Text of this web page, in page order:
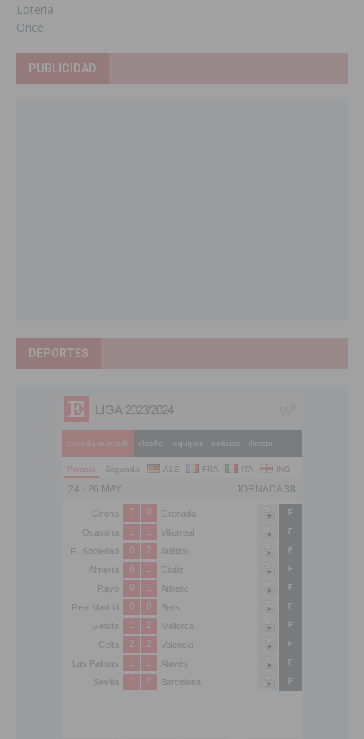
Loteria
Once
PUBLICIDAD
DEPORTES